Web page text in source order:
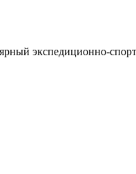
экспедиционно-